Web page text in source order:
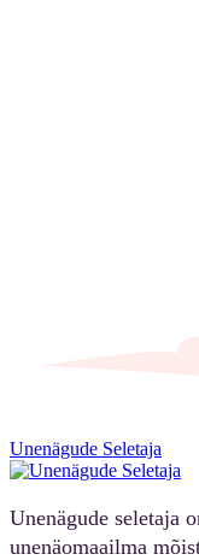
Unenägude Seletaja
Unenägude seletaja
unenäomaailma